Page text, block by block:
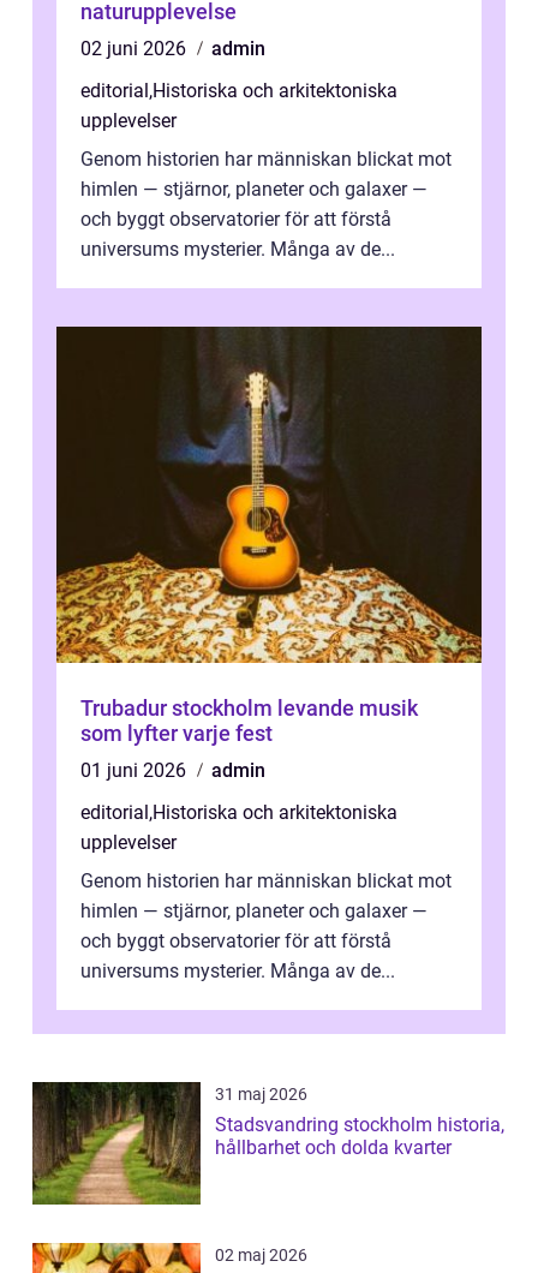
naturupplevelse
02 juni 2026
admin
editorial,Historiska och arkitektoniska
upplevelser
Genom historien har människan blickat mot
himlen — stjärnor, planeter och galaxer —
och byggt observatorier för att förstå
universums mysterier. Många av de...
Trubadur stockholm levande musik
som lyfter varje fest
01 juni 2026
admin
editorial,Historiska och arkitektoniska
upplevelser
Genom historien har människan blickat mot
himlen — stjärnor, planeter och galaxer —
och byggt observatorier för att förstå
universums mysterier. Många av de...
31 maj 2026
Stadsvandring stockholm historia,
hållbarhet och dolda kvarter
02 maj 2026